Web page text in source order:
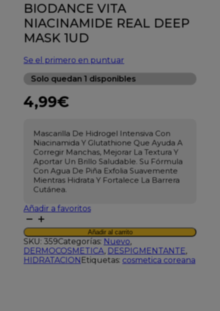
BIODANCE VITA
NIACINAMIDE REAL DEEP
MASK 1UD
Se el primero en puntuar
Solo quedan 1 disponibles
4,99€
Mascarilla De Hidrogel Intensiva Con
Niacinamida Y Glutathione Que Ayuda A
Corregir Manchas, Mejorar La Textura Y
Aportar Un Brillo Saludable. Su Fórmula
Con Agua De Piña Exfolia Suavemente
Mientras Hidrata Y Fortalece La Barrera
Cutánea.
Añadir a favoritos
BIODANCE
VITA
NIACINAMIDE
REAL
DEEP
MASK
Añadir al carrito
SKU: 359Categorías: Nuevo,
DERMOCOSMETICA, DESPIGMENTANTE,
HIDRATACIONEtiquetas: cosmetica coreana